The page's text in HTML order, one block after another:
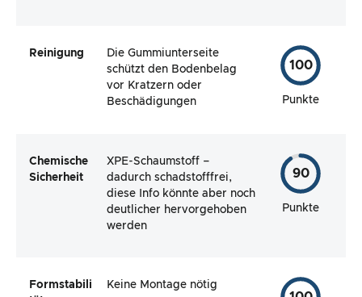
Reinigung
Die Gummiunterseite
schützt den Bodenbelag
vor Kratzern oder
Beschädigungen
100
Punkte
Chemische
Sicherheit
XPE-Schaumstoff –
dadurch schadstofffrei,
diese Info könnte aber noch
deutlicher hervorgehoben
werden
90
Punkte
Formstabili
Keine Montage nötig